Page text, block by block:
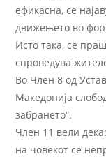
ефикасна, се
движењето во
Исто така, се
спроведува
Во Член 8 од
Македонија
забрането“.
Член 11 вели
на човекот се